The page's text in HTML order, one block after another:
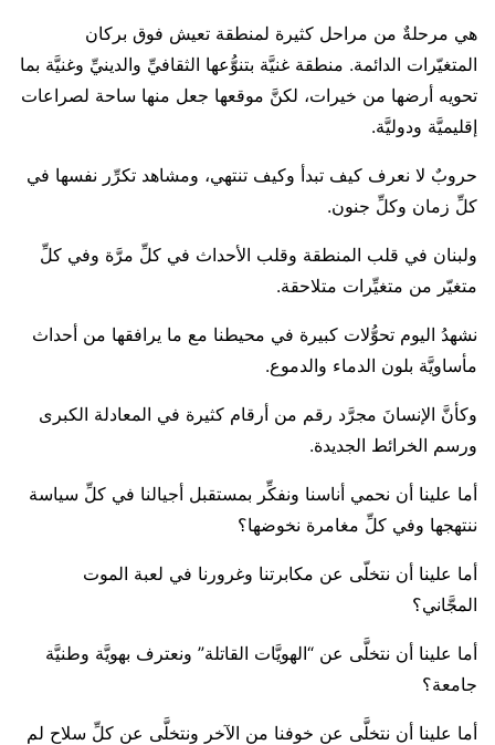
هي مرحلةٌ من مراحل كثيرة لمنطقة تعيش فوق بركان
المتغيّرات الدائمة. منطقة غنيَّة بتنوُّعها الثقافيِّ والدينيِّ وغنيَّة بما
تحويه أرضها من خيرات، لكنَّ موقعها جعل منها ساحة لصراعات
إقليميَّة ودوليَّة.
حروبٌ لا نعرف كيف تبدأ وكيف تنتهي، ومشاهد تكرِّر نفسها في
كلِّ زمان وكلِّ جنون.
ولبنان في قلب المنطقة وقلب الأحداث في كلِّ مرَّة وفي كلِّ
متغيّر من متغيِّرات متلاحقة.
نشهدُ اليوم تحوُّلات كبيرة في محيطنا مع ما يرافقها من أحداث
مأساويَّة بلون الدماء والدموع.
وكأنَّ الإنسانَ مجرَّد رقم من أرقام كثيرة في المعادلة الكبرى
ورسم الخرائط الجديدة.
أما علينا أن نحمي أناسنا ونفكِّر بمستقبل أجيالنا في كلِّ سياسة
ننتهجها وفي كلِّ مغامرة نخوضها؟
أما علينا أن نتخلّى عن مكابرتنا وغرورنا في لعبة الموت
المجَّاني؟
أما علينا أن نتخلَّى عن “الهويَّات القاتلة” ونعترف بهويَّة وطنيَّة
جامعة؟
أما علينا أن نتخلَّى عن خوفنا من الآخر ونتخلَّى عن كلِّ سلاح لم